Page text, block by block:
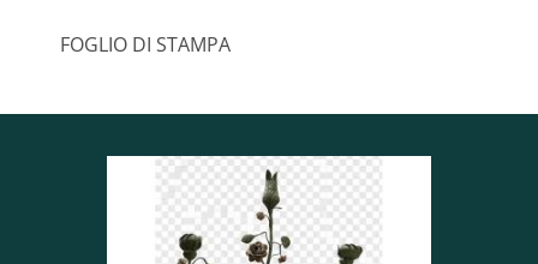
FOGLIO DI STAMPA